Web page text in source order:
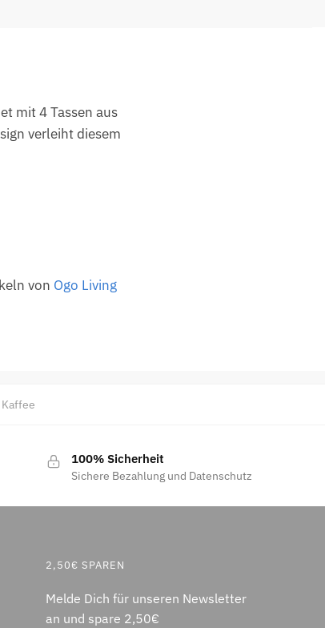
mit 4 Tassen aus
verleiht diesem
von Ogo Living
100% Sicherheit
Sichere Bezahlung und Datenschutz
2,50€ SPAREN
Melde Dich für unseren Newsletter
an und spare 2,50€